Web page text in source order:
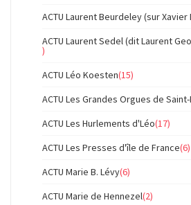
ACTU Laurent Beurdeley (sur Xavier
ACTU Laurent Sedel (dit Laurent
)
ACTU Léo Koesten(15)
ACTU Les Grandes Orgues de
ACTU Les Hurlements d'Léo(17)
ACTU Les Presses d'île de France(6)
ACTU Marie B. Lévy(6)
ACTU Marie de Hennezel(2)